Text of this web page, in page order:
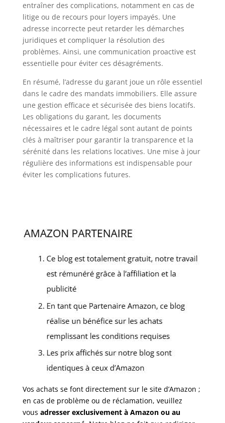
entraîner des complications, notamment en cas de
litige ou de recours pour loyers impayés. Une
adresse incorrecte peut retarder les démarches
juridiques et compliquer la résolution des
problèmes. Ainsi, une communication proactive est
essentielle pour éviter ces désagréments.
En résumé, l’adresse du garant joue un rôle essentiel
dans le cadre des mandats immobiliers. Elle assure
une gestion efficace et sécurisée des biens locatifs.
Les obligations du garant, les documents
nécessaires et le cadre légal sont autant de points
clés à maîtriser pour garantir la transparence et la
sérénité dans les relations locatives. Une mise à jour
régulière des informations est indispensable pour
éviter les complications futures.
Vos achats se font directement sur le site d’Amazon ;
en cas de problème ou de réclamation, veuillez
vous adresser exclusivement à Amazon ou au